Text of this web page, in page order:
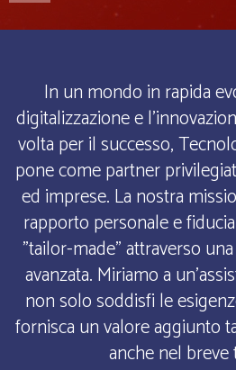
In un mondo in rapida
digitalizzazione e
volta per il successo,
pone come partner
ed imprese. La nostra
rapporto personale e
"tailor-made" attraverso
avanzata. Miriamo a
non solo soddisfi le
fornisca un valore aggiunto
anche nel breve